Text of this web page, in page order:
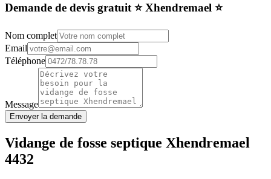
Demande de devis gratuit ⭐️ Xhendremael ⭐️
Nom complet
Email
Téléphone
Message
Envoyer la demande
Vidange de fosse septique Xhendremael
4432